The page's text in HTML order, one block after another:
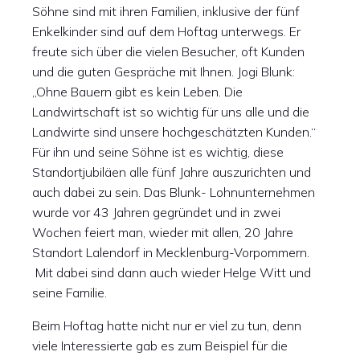
Söhne sind mit ihren Familien, inklusive der fünf
Enkelkinder sind auf dem Hoftag unterwegs. Er
freute sich über die vielen Besucher, oft Kunden
und die guten Gespräche mit Ihnen. Jogi Blunk:
„Ohne Bauern gibt es kein Leben. Die
Landwirtschaft ist so wichtig für uns alle und die
Landwirte sind unsere hochgeschätzten Kunden.“
Für ihn und seine Söhne ist es wichtig, diese
Standortjubiläen alle fünf Jahre auszurichten und
auch dabei zu sein. Das Blunk- Lohnunternehmen
wurde vor 43 Jahren gegründet und in zwei
Wochen feiert man, wieder mit allen, 20 Jahre
Standort Lalendorf in Mecklenburg-Vorpommern.
Mit dabei sind dann auch wieder Helge Witt und
seine Familie.
Beim Hoftag hatte nicht nur er viel zu tun, denn
viele Interessierte gab es zum Beispiel für die